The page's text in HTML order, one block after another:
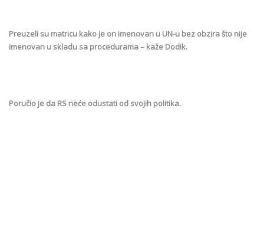
Preuzeli su matricu kako je on imenovan u UN-u bez obzira što nije
imenovan u skladu sa procedurama – kaže Dodik.
Poručio je da RS neće odustati od svojih politika.